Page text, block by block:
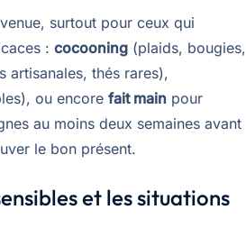
surtout pour ceux qui
: cocooning (plaids, bougies,
artisanales, thés rares),
ou encore fait main pour
au moins deux semaines avant
le bon présent.
et les situations